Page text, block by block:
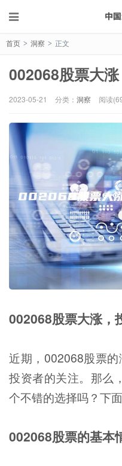
首页 > 洞察 > 正文
002068股票大
2023-05-21 分类： 洞察 阅读
002068股票大涨，
近期，002068股票
投资者的关注。那么
个不错的选择吗？下
002068股票的基本